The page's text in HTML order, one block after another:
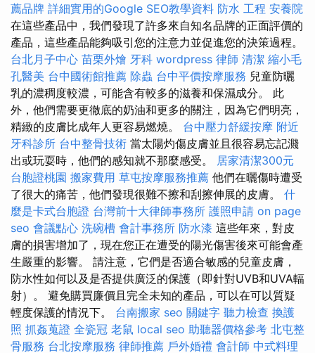
薦品牌 詳細實用的Google SEO教學資料 防水 工程 安養院
在這些產品中，我們發現了許多來自知名品牌的正面評價的
產品，這些產品能夠吸引您的注意力並促進您的決策過程。
台北月子中心 苗栗外燴 牙科 wordpress 律師 清潔 縮小毛
孔醫美 台中國術館推薦 除蟲 台中平價按摩服務 兒童防曬
乳的濃稠度較濃，可能含有較多的滋養和保濕成分。 此
外，他們需要更徹底的奶油和更多的關注，因為它們明亮，
精緻的皮膚比成年人更容易燃燒。 台中壓力舒緩按摩 附近
牙科診所 台中整骨技術 當太陽灼傷皮膚並且很容易忘記濺
出或玩耍時，他們的感知就不那麼感受。 居家清潔300元
台胞證桃園 搬家費用 草屯按摩服務推薦 他們在曬傷時遭受
了很大的痛苦，他們發現很難不擦和刮擦伸展的皮膚。 什
麼是卡式台胞證 台灣前十大律師事務所 護照申請 on page
seo 會議點心 洗碗槽 會計事務所 防水漆 這些年來，對皮
膚的損害增加了，現在您正在遭受的陽光傷害後來可能會產
生嚴重的影響。 請注意，它們是否適合敏感的兒童皮膚，
防水性如何以及是否提供廣泛的保護（即針對UVB和UVA輻
射）。 避免購買廉價且完全未知的產品，可以在可以質疑
輕度保護的情況下。 台南搬家 seo 關鍵字 聽力檢查 換護
照 抓姦蒐證 全瓷冠 老鼠 local seo 助聽器價格參考 北屯整
骨服務 台北按摩服務 律師推薦 戶外婚禮 會計師 中式料理